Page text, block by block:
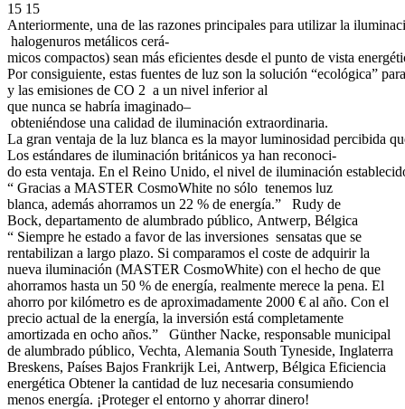
15 15
Anteriormente, una de las razones principales para utilizar la
halogenuros metálicos cerá-
micos compactos) sean más eficientes desde el punto de vista
Por consiguiente, estas fuentes de luz son la solución “ecológica”
y las emisiones de CO 2 a un nivel inferior al
que nunca se habría imaginado–
obteniéndose una calidad de iluminación extraordinaria.
La gran ventaja de la luz blanca es la mayor luminosidad percibida
Los estándares de iluminación británicos ya han reconoci-
do esta ventaja. En el Reino Unido, el nivel de iluminación
“ Gracias a MASTER CosmoWhite no sólo tenemos luz
blanca, además ahorramos un 22 % de energía.” Rudy de
Bock, departamento de alumbrado público, Antwerp, Bélgica
“ Siempre he estado a favor de las inversiones sensatas que se
rentabilizan a largo plazo. Si comparamos el coste de adquirir la
nueva iluminación (MASTER CosmoWhite) con el hecho de que
ahorramos hasta un 50 % de energía, realmente merece la pena. El
ahorro por kilómetro es de aproximadamente 2000 € al año. Con el
precio actual de la energía, la inversión está completamente
amortizada en ocho años.” Günther Nacke, responsable municipal
de alumbrado público, Vechta, Alemania South Tyneside, Inglaterra
Breskens, Países Bajos Frankrijk Lei, Antwerp, Bélgica Eficiencia
energética Obtener la cantidad de luz necesaria consumiendo
menos energía. ¡Proteger el entorno y ahorrar dinero!